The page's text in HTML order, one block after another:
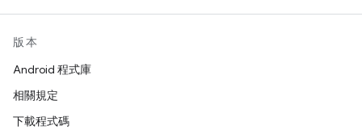
版本
Android 程式庫
相關規定
下載程式碼